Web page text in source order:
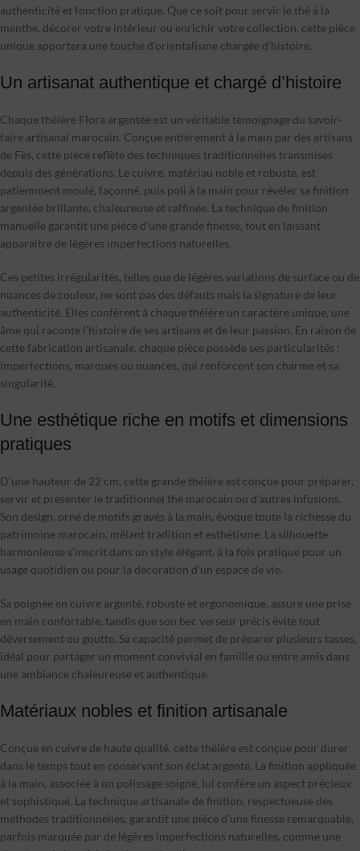
authenticité et fonction pratique. Que ce soit pour servir le thé à la
menthe, décorer votre intérieur ou enrichir votre collection, cette pièce
unique apportera une touche d’orientalisme chargée d’histoire.
Un artisanat authentique et chargé d’histoire
Chaque théière Flora argentée est un véritable témoignage du savoir-
faire artisanal marocain. Conçue entièrement à la main par des artisans
de Fès, cette pièce reflète des techniques traditionnelles transmises
depuis des générations. Le cuivre, matériau noble et robuste, est
patiemment moulé, façonné, puis poli à la main pour révéler sa finition
argentée brillante, chaleureuse et raffinée. La technique de finition
manuelle garantit une pièce d’une grande finesse, tout en laissant
apparaître de légères imperfections naturelles.
Ces petites irrégularités, telles que de légères variations de surface ou de
nuances de couleur, ne sont pas des défauts mais la signature de leur
authenticité. Elles confèrent à chaque théière un caractère unique, une
âme qui raconte l’histoire de ses artisans et de leur passion. En raison de
cette fabrication artisanale, chaque pièce possède ses particularités :
imperfections, marques ou nuances, qui renforcent son charme et sa
singularité.
Une esthétique riche en motifs et dimensions
pratiques
D’une hauteur de 22 cm, cette grande théière est conçue pour préparer,
servir et présenter le traditionnel thé marocain ou d’autres infusions.
Son design, orné de motifs gravés à la main, évoque toute la richesse du
patrimoine marocain, mêlant tradition et esthétisme. La silhouette
harmonieuse s’inscrit dans un style élégant, à la fois pratique pour un
usage quotidien ou pour la décoration d’un espace de vie.
Sa poignée en cuivre argenté, robuste et ergonomique, assure une prise
en main confortable, tandis que son bec verseur précis évite tout
déversement ou goutte. Sa capacité permet de préparer plusieurs tasses,
idéal pour partager un moment convivial en famille ou entre amis dans
une ambiance chaleureuse et authentique.
Matériaux nobles et finition artisanale
Conçue en cuivre de haute qualité, cette théière est conçue pour durer
dans le temps tout en conservant son éclat argenté. La finition appliquée
à la main, associée à un polissage soigné, lui confère un aspect précieux
et sophistiqué. La technique artisanale de finition, respectueuse des
méthodes traditionnelles, garantit une pièce d’une finesse remarquable,
parfois marquée par de légères imperfections naturelles, comme une